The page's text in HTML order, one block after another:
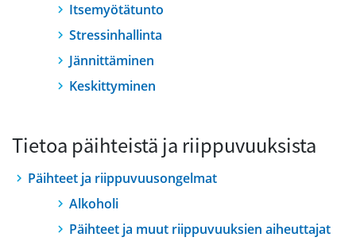
Itsemyötätunto
Stressinhallinta
Jännittäminen
Keskittyminen
Tietoa päihteistä ja riippuvuuksista
Päihteet ja riippuvuusongelmat
Alkoholi
Päihteet ja muut riippuvuuksien aiheuttajat